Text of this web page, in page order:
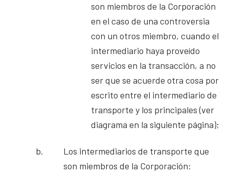
son miembros de la Corporación
en el caso de una controversia
con un otros miembro, cuando el
intermediario haya proveído
servicios en la transacción, a no
ser que se acuerde otra cosa por
escrito entre el intermediario de
transporte y los principales (ver
diagrama en la siguiente página);
b.
Los intermediarios de transporte que
son miembros de la Corporación: